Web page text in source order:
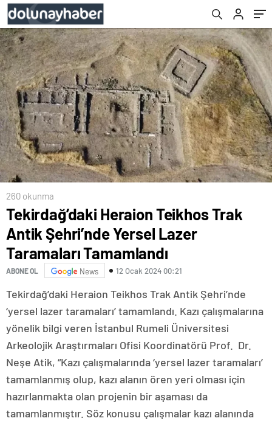
Tamamlandı
260 okunma
Tekirdağ’daki Heraion Teikhos Trak
Antik Şehri’nde Yersel Lazer
Taramaları Tamamlandı
ABONE OL News 12 Ocak 2024 00:21
Tekirdağ’daki Heraion Teikhos Trak Antik Şehri’nde
‘yersel lazer taramaları’ tamamlandı. Kazı çalışmalarına
yönelik bilgi veren İstanbul Rumeli Üniversitesi
Arkeolojik Araştırmaları Ofisi Koordinatörü Prof. Dr.
Neşe Atik, “Kazı çalışmalarında ‘yersel lazer taramaları’
tamamlanmış olup, kazı alanın ören yeri olması için
hazırlanmakta olan projenin bir aşaması da
tamamlanmıştır. Söz konusu çalışmalar kazı alanında